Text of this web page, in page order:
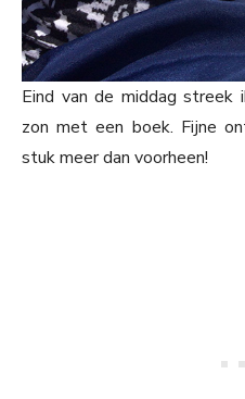
Eind van de middag
zon met een boek. Fijne
stuk meer dan voorheen!